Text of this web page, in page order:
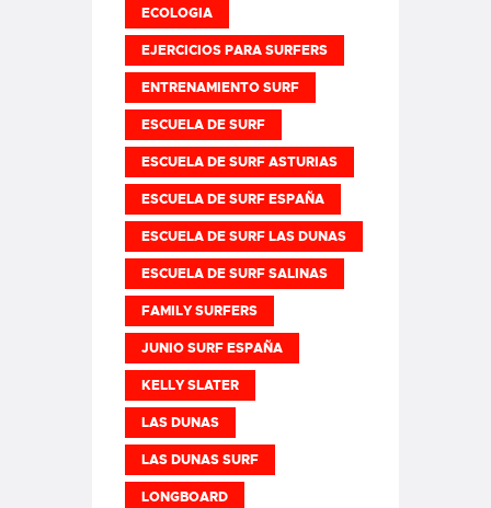
ECOLOGIA
EJERCICIOS PARA SURFERS
ENTRENAMIENTO SURF
ESCUELA DE SURF
ESCUELA DE SURF ASTURIAS
ESCUELA DE SURF ESPAÑA
ESCUELA DE SURF LAS DUNAS
ESCUELA DE SURF SALINAS
FAMILY SURFERS
JUNIO SURF ESPAÑA
KELLY SLATER
LAS DUNAS
LAS DUNAS SURF
LONGBOARD